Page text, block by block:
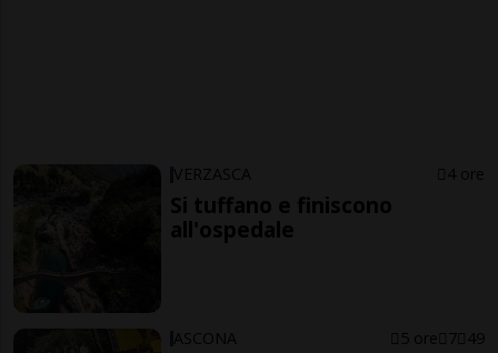
VERZASCA 4 ore
Si tuffano e finiscono
all'ospedale
ASCONA 5 ore 7 49